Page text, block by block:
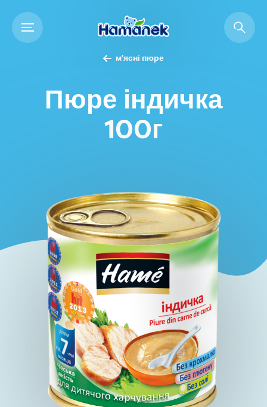
м'ясні пюре
Пюре індичка
100г